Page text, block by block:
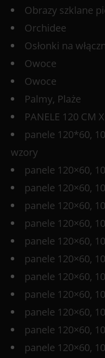
Obrazy szklane
Orchidee
Osłonki na
Owoce
Owoce
Palmy, Plaże
PANELE 120 CM
panele 120*60,
wzory
panele 120×60,
panele 120×60,
panele 120×60,
panele 120×60,
panele 120×60,
panele 120×60,
panele 120×60,
panele 120×60,
panele 120×60,
panele 120×60,
panele 120×60,